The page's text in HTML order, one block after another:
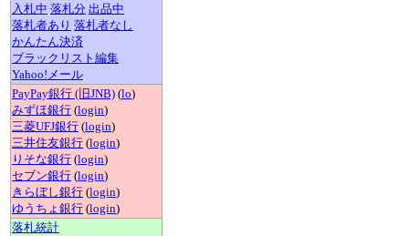
入札中 落札分 出品中
落札者あり 落札者なし
かんたん決済
ブラックリスト編集
Yahoo!メール
PayPay銀行 (旧JNB) (lo)
みずほ銀行 (login)
三菱UFJ銀行 (login)
三井住友銀行 (login)
りそな銀行 (login)
セブン銀行 (login)
きらぼし銀行 (login)
ゆうちょ銀行 (login)
落札統計